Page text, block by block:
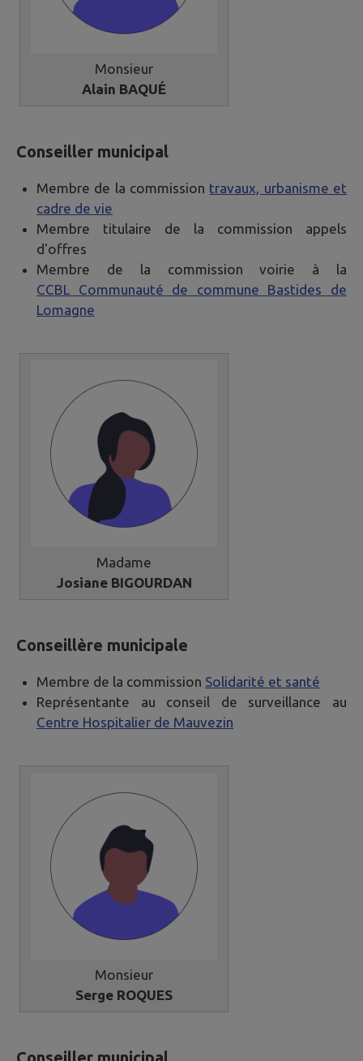
Monsieur
Alain BAQUÉ
Conseiller municipal
Membre de la commission travaux, urbanisme et
cadre de vie
Membre titulaire de la commission appels
d'offres
Membre de la commission voirie à la
CCBL Communauté de commune Bastides de
Lomagne
Madame
Josiane BIGOURDAN
Conseillère municipale
Membre de la commission Solidarité et santé
Représentante au conseil de surveillance au
Centre Hospitalier de Mauvezin
Monsieur
Serge ROQUES